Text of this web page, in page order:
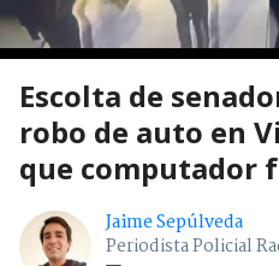
Escolta de
robo de auto en
que computador
Jaime Sepúlveda
Periodista Policial